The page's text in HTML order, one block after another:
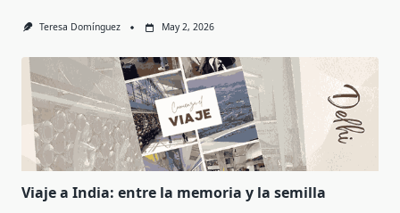
Teresa Domínguez May 2, 2026
Viaje a India: entre la memoria y la semilla